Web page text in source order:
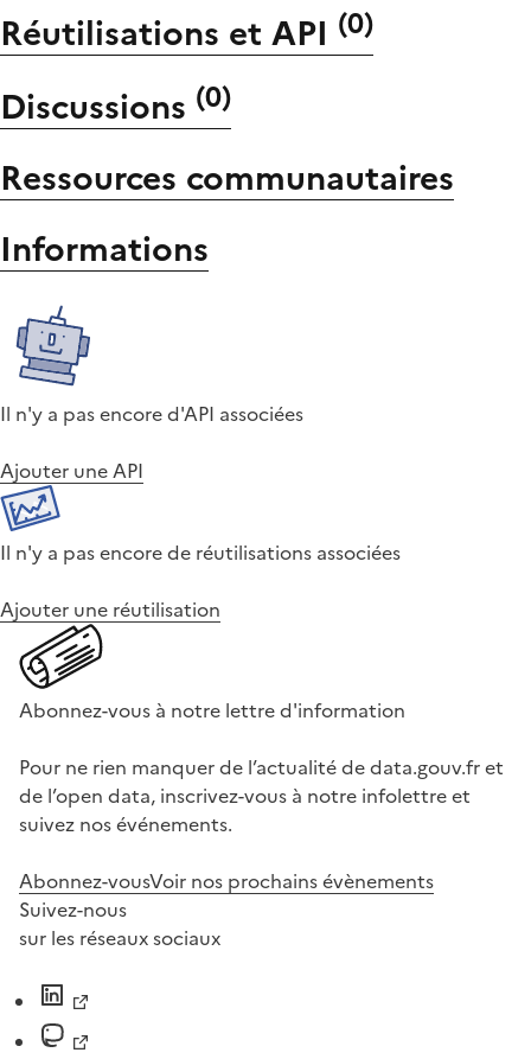
Réutilisations et API (0)
Discussions (0)
Ressources communautaires
Informations
Il n'y a pas encore d'API associées
Ajouter une API
Il n'y a pas encore de réutilisations associées
Ajouter une réutilisation
Abonnez-vous à notre lettre d'information
Pour ne rien manquer de l’actualité de data.gouv.fr et
de l’open data, inscrivez-vous à notre infolettre et
suivez nos événements.
Abonnez-vousVoir nos prochains évènements
Suivez-nous
sur les réseaux sociaux